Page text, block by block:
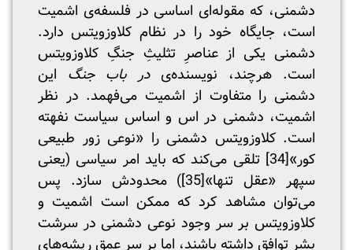
دشمنی، که مقوله‌ای اساسی در فلسفه‌ی اشمیت
است، جایگاه خود را در نظام کلاوزویتس دارد.
دشمنی یکی از عناصرِ تثلیثِ جنگِ کلاوزویتس
است. هرچند، نویسنده‌یدر باب جنگ این
دشمنی را متفاوت از اشمیت می‌فهمد. در نظر
اشمیت، دشمنی در اس و اساس سیاست نفهته
است. کلاوزویتس دشمنی را «نوعی زور طبیعی
کور»[34]
تلقی می‌کند که باید امر سیاسی (یعنی
سپهر «عقل تنها»[35]
) محدودش سازد. پس
می‌توان مشاهد کرد که ممکن است اشمیت و
کلاوزویتس بر سر وجود نوعی دشمنی در سرشت
بشر توافق داشته باشند، اما بر سر عمق ریشه‌های